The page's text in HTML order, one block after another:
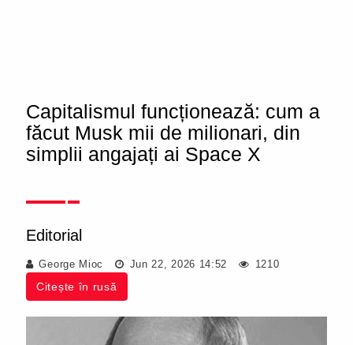
Capitalismul funcționează: cum a
făcut Musk mii de milionari, din
simplii angajați ai Space X
Editorial
George Mioc Jun 22, 2026 14:52 1210
Citește în rusă